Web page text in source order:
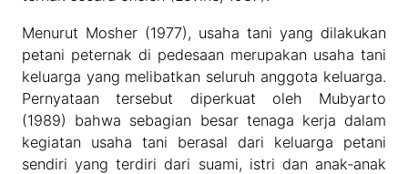
Menurut Mosher (1977), usaha tani yang dilakukan
petani peternak di pedesaan merupakan usaha tani
keluarga yang melibatkan seluruh anggota keluarga.
Pernyataan tersebut diperkuat oleh Mubyarto
(1989) bahwa sebagian besar tenaga kerja dalam
kegiatan usaha tani berasal dari keluarga petani
sendiri yang terdiri dari suami, istri dan anak-anak